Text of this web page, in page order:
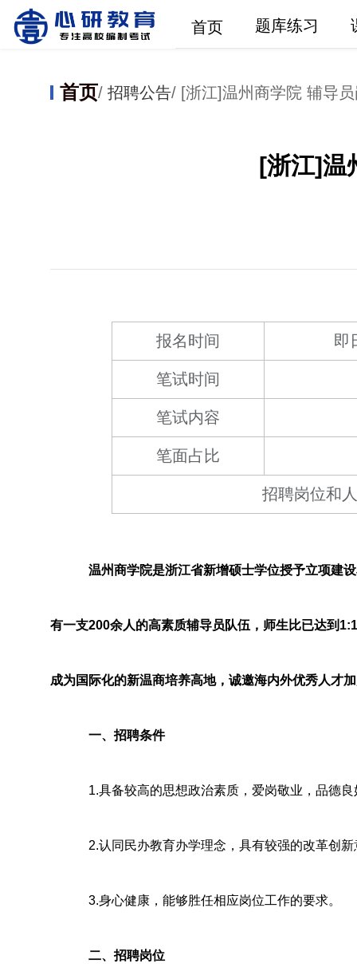
首页 题库练习
首页/ 招聘公告/ [浙江]温州商学院 辅导
[浙江]温
报名时间 即
笔试时间
笔试内容
笔面占比
招聘岗位和
温州商学院是浙江省新增硕士学位授予立项建
有一支200余人的高素质辅导员队伍，师生比已达到
成为国际化的新温商培养高地，诚邀海内外优秀人才
一、招聘条件
1.具备较高的思想政治素质，爱岗敬业，品德
2.认同民办教育办学理念，具有较强的改革创新
3.身心健康，能够胜任相应岗位工作的要求。
二、招聘岗位